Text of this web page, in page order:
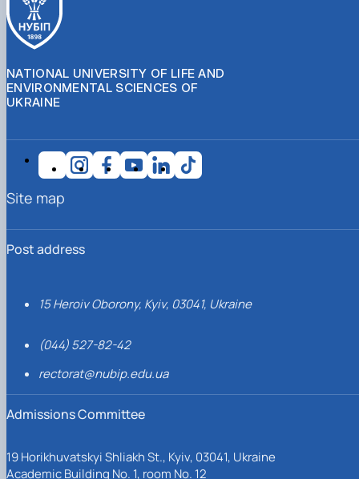
NATIONAL UNIVERSITY OF LIFE AND
ENVIRONMENTAL SCIENCES OF
UKRAINE
Post address
15 Heroiv Oborony, Kyiv, 03041, Ukraine
(044) 527-82-42
rectorat@nubip.edu.ua
Admissions Committee
19 Horikhuvatskyi Shliakh St., Kyiv, 03041, Ukraine
Academic Building No. 1, room No. 12
Site map